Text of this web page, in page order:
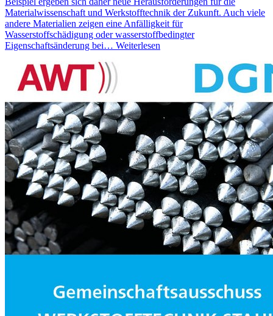
Materialwissenschaft und Werkstofftechnik der Zukunft. Auch viele
andere Materialien zeigen eine Anfälligkeit für
Wasserstoffschädigung oder wasserstoffbedingter
Eigenschaftsänderung bei… Weiterlesen